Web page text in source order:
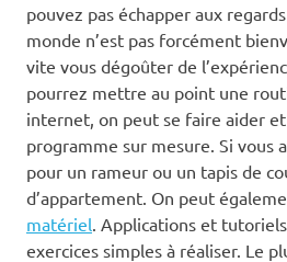
pouvez pas échapper aux
monde n’est pas forcément
vite vous dégoûter de
pourrez mettre au point une
internet, on peut se faire aider
programme sur mesure. Si vous
pour un rameur ou un tapis de
d’appartement. On peut
matériel . Applications et
exercices simples à réaliser. Le